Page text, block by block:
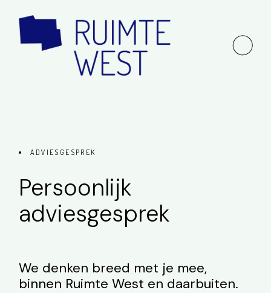
ADVIESGESPREK
Persoonlijk
adviesgesprek
We denken breed met je mee,
binnen Ruimte West en daarbuiten.